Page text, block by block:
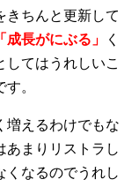
きちんと更新して
「成長がにぶる」
く
してはうれしいこ
。
増えるわけでもな
あまりリストラし
くなるのでうれし